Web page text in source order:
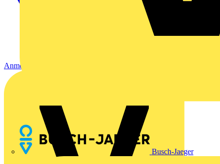
Busch-Jaeger
Anmelden